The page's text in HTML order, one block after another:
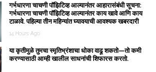
गर्भधारणा चाचणी पॉझिटिव्ह आल्यानंतर आहारासंबंधी सूचना:
गर्भधारणा चाचणी पॉझिटिव्ह आल्यानंतर काय खावे आणि काय
टाळावे. पहिल्या तीन महिन्यांत घ्यावयाची आवश्यक खबरदारी
आणि तज्ञांचा सल्ला जाणून घ्या.
14 Hours Ago
या कृतीमुळे तुमचा स्मृतिभ्रंशाचा धोका वाढू शकतो—तो कमी
करण्यासाठी आम्ही खालील साधनांची शिफारस करतो.